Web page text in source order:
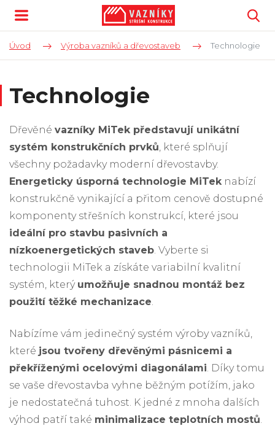
Úvod Výroba vazníků a dřevostaveb Technologie
Technologie
Dřevěné vazníky MiTek představují unikátní
systém konstrukčních prvků, které splňují
všechny požadavky moderní dřevostavby.
Energeticky úsporná technologie MiTeknabízí
konstrukčně vynikající a přitom cenově dostupné
komponenty střešních konstrukcí, které jsou
ideální pro stavbu pasivních a
nízkoenergetických staveb. Vyberte si
technologii MiTek a získáte variabilní kvalitní
systém, který umožňuje snadnou montáž bez
použití těžké mechanizace.
Nabízíme vám jedinečný systém výroby vazníků,
které jsou tvořeny dřevěnými pásnicemi a
překříženými ocelovými diagonálami. Díky tomu
se vaše dřevostavba vyhne běžným potížím, jako
je nedostatečná tuhost. K jedné z mnoha dalších
výhod patří také minimalizace teplotních mostů.